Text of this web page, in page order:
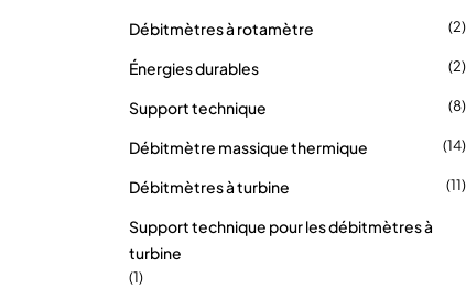
Débitmètres à rotamètre (2)
Énergies durables (2)
Support technique (8)
Débitmètre massique thermique (14)
Débitmètres à turbine (11)
Support technique pour les débitmètres à
turbine
(1)